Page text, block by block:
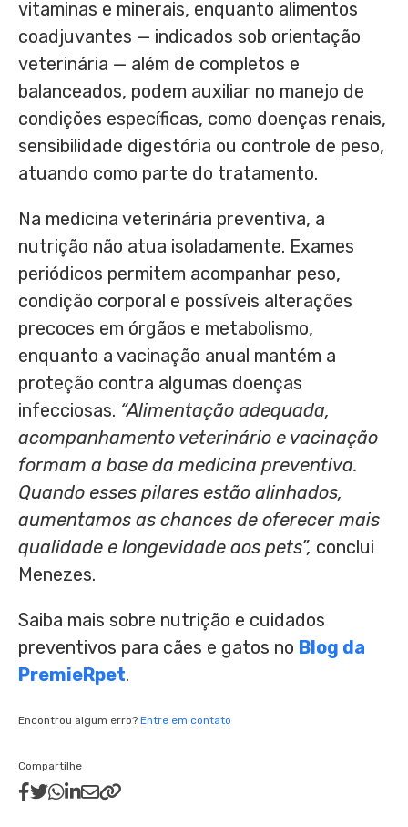
vitaminas e minerais, enquanto alimentos
coadjuvantes — indicados sob orientação
veterinária — além de completos e
balanceados, podem auxiliar no manejo de
condições específicas, como doenças renais,
sensibilidade digestória ou controle de peso,
atuando como parte do tratamento.
Na medicina veterinária preventiva, a
nutrição não atua isoladamente. Exames
periódicos permitem acompanhar peso,
condição corporal e possíveis alterações
precoces em órgãos e metabolismo,
enquanto a vacinação anual mantém a
proteção contra algumas doenças
infecciosas. “Alimentação adequada,
acompanhamento veterinário e vacinação
formam a base da medicina preventiva.
Quando esses pilares estão alinhados,
aumentamos as chances de oferecer mais
qualidade e longevidade aos pets”, conclui
Menezes.
Saiba mais sobre nutrição e cuidados
preventivos para cães e gatos no Blog da
PremieRpet.
Encontrou algum erro? Entre em contato
Compartilhe